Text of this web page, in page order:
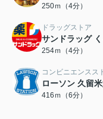
250ｍ（4分）
ドラッグストア
サンドラッグ
254ｍ（4分）
コンビニエンスス
ローソン 久留
416ｍ（6分）